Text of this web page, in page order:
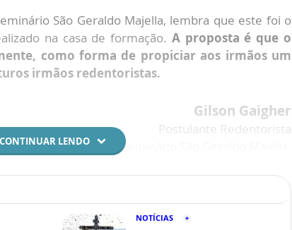
São Geraldo Majella, lembra que este foi o
na casa de formação. A proposta é que o
como forma de propiciar aos irmãos um
irmãos redentoristas.
Gilson Gaigher
Postulante Redentorista
Seminário São Geraldo Majella.
CONTINUAR LENDO
NOTÍCIAS